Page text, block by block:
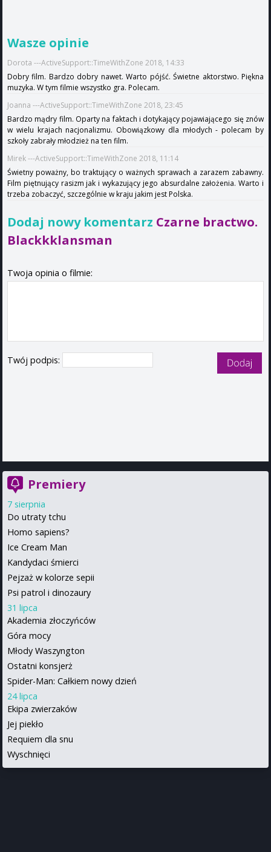
Wasze opinie
Dorota ---ActiveSupport::TimeWithZone 2018, 14:33
Dobry film. Bardzo dobry nawet. Warto pójść. Świetne aktorstwo. Piękna
muzyka. W tym filmie wszystko gra. Polecam.
Joanna ---ActiveSupport::TimeWithZone 2018, 23:45
Bardzo mądry film. Oparty na faktach i dotykający pojawiającego się znów
w wielu krajach nacjonalizmu. Obowiązkowy dla młodych - polecam by
szkoły zabrały młodzież na ten film.
Mirek ---ActiveSupport::TimeWithZone 2018, 11:14
Świetny poważny, bo traktujący o ważnych sprawach a zarazem zabawny.
Film piętnujący rasizm jak i wykazujący jego absurdalne założenia. Warto i
trzeba zobaczyć, szczególnie w kraju jakim jest Polska.
Dodaj nowy komentarz Czarne bractwo.
Blackkklansman
Twoja opinia o filmie:
Twój podpis:
Premiery
7 sierpnia
Do utraty tchu
Homo sapiens?
Ice Cream Man
Kandydaci śmierci
Pejzaż w kolorze sepii
Psi patrol i dinozaury
31 lipca
Akademia złoczyńców
Góra mocy
Młody Waszyngton
Ostatni konsjerż
Spider-Man: Całkiem nowy dzień
24 lipca
Ekipa zwierzaków
Jej piekło
Requiem dla snu
Wyschnięci